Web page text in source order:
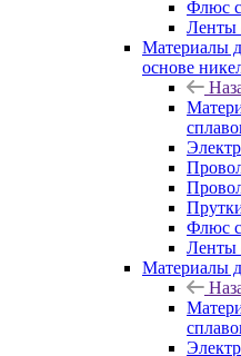
Флюс
Ленты
Материалы
основе
Флюс
Ленты
Материалы